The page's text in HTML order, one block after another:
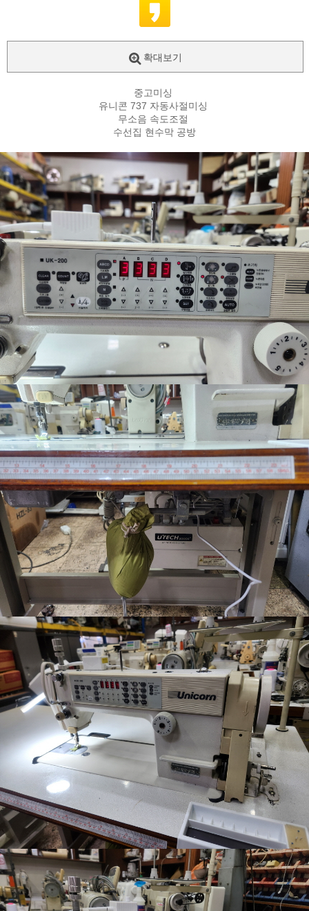
확대보기
중고미싱
유니콘 737 자동사절미싱
무소음 속도조절
수선집 현수막 공방